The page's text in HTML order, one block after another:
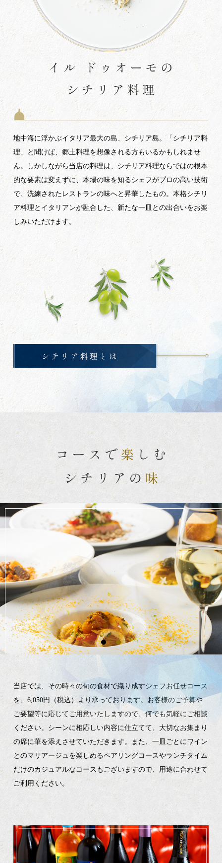
地中海に浮かぶイタリア最大の島、シチリア島。「シチリア料
理」と聞けば、郷土料理を想像される方もいるかもしれませ
ん。しかしながら当店の料理は、シチリア料理ならではの根本
的な要素は変えずに、本場の味を知るシェフがプロの高い技術
で、洗練されたレストランの味へと昇華したもの。本格シチリ
ア料理とイタリアンが融合した、新たな一皿との出合いをお楽
しみいただけます。
当店では、その時々の旬の食材で織り成すシェフお任せコース
を、6,050円（税込）より承っております。お客様のご予算や
ご要望等に応じてご用意いたしますので、何でも気軽にご相談
ください。シーンに相応しい内容に仕立てて、大切なお集まり
の席に華を添えさせていただきます。また、一皿ごとにワイン
とのマリアージュを楽しめるペアリングコースやランチタイム
だけのカジュアルなコースもございますので、用途に合わせて
ご利用ください。